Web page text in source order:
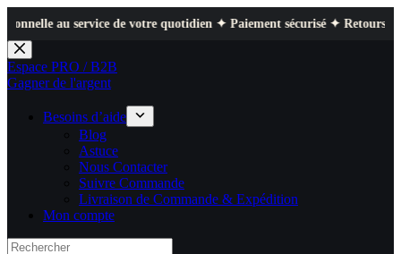
de votre quotidien ✦ Paiement sécurisé ✦ Retours faciles
Passer
au
contenu
Espace PRO / B2B
Gagner de l'argent
Besoins d’aide
Blog
Astuce
Nous Contacter
Suivre Commande
Livraison de Commande & Expédition
Mon compte